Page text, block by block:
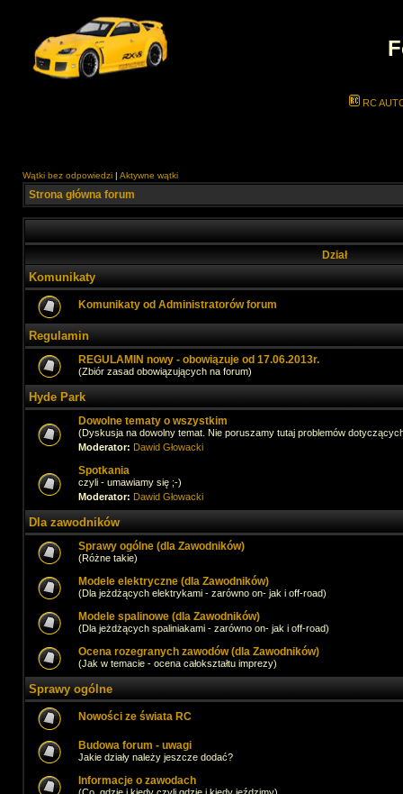
RC
Wątki bez odpowiedzi | Aktywne wątki
Strona główna forum
Dział
Komunikaty
Komunikaty od Administratorów forum
Regulamin
REGULAMIN nowy - obowiązuje od 17.06.2013r.
(Zbiór zasad obowiązujących na forum)
Hyde Park
Dowolne tematy o wszystkim
(Dyskusja na dowolny temat. Nie poruszamy tutaj problemów
Moderator: Dawid Głowacki
Spotkania
czyli - umawiamy się ;-)
Moderator: Dawid Głowacki
Dla zawodników
Sprawy ogólne (dla Zawodników)
(Różne takie)
Modele elektryczne (dla Zawodników)
(Dla jeżdżących elektrykami - zarówno on- jak i off-road)
Modele spalinowe (dla Zawodników)
(Dla jeżdżących spaliniakami - zarówno on- jak i off-road)
Ocena rozegranych zawodów (dla Zawodników)
(Jak w temacie - ocena całokształtu imprezy)
Sprawy ogólne
Nowości ze świata RC
Budowa forum - uwagi
Jakie działy należy jeszcze dodać?
Informacje o zawodach